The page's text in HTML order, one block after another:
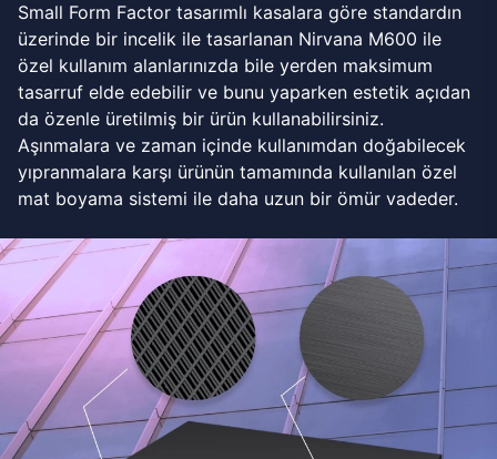
Small Form Factor tasarımlı kasalara göre standardın
üzerinde bir incelik ile tasarlanan Nirvana M600 ile
özel kullanım alanlarınızda bile yerden maksimum
tasarruf elde edebilir ve bunu yaparken estetik açıdan
da özenle üretilmiş bir ürün kullanabilirsiniz.
Aşınmalara ve zaman içinde kullanımdan doğabilecek
yıpranmalara karşı ürünün tamamında kullanılan özel
mat boyama sistemi ile daha uzun bir ömür vadeder.